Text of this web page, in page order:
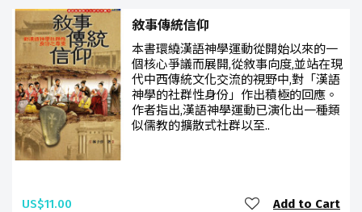
敘事傳統信仰
本書環繞漢語神學運動從開始以來的一
個核心爭議而展開,從敘事向度,並站在現
代中西傳統文化交流的視野中,對「漢語
神學的社群性身份」作出積極的回應。
作者指出,漢語神學運動已演化出一種類
似儒教的擴散式社群以至..
US$11.00 Add to Cart